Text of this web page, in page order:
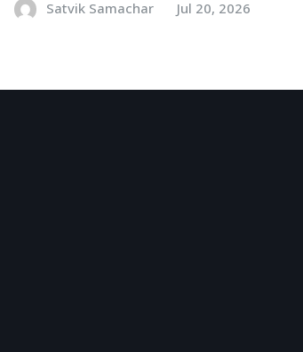
Satvik Samachar Jul 20, 2026